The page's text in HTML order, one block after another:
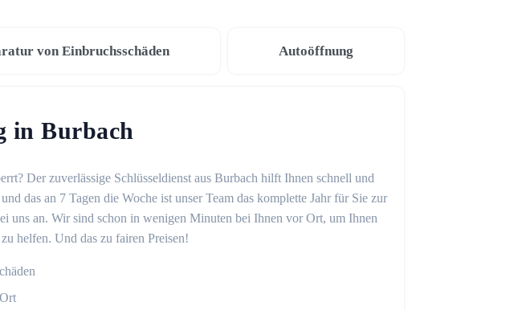
von Einbruchsschäden Autoöffnung
in Burbach
Der zuverlässige Schlüsseldienst aus Burbach hilft Ihnen schnell und
das an 7 Tagen die Woche ist unser Team das komplette Jahr für Sie zur
uns an. Wir sind schon in wenigen Minuten bei Ihnen vor Ort, um Ihnen
helfen. Und das zu fairen Preisen!